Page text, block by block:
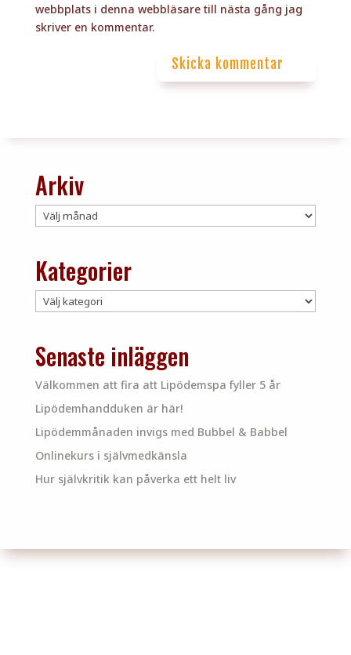
webbplats i denna webbläsare till nästa gång jag
skriver en kommentar.
Skicka kommentar
Arkiv
Arkiv
Kategorier
Kategorier
Senaste inläggen
Välkommen att fira att Lipödemspa fyller 5 år
Lipödemhandduken är här!
Lipödemmånaden invigs med Bubbel & Babbel
Onlinekurs i självmedkänsla
Hur självkritik kan påverka ett helt liv